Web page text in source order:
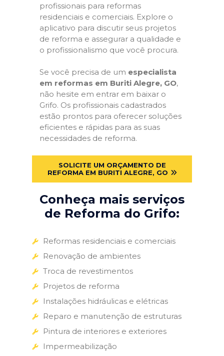
profissionais para reformas
residenciais e comerciais. Explore o
aplicativo para discutir seus projetos
de reforma e assegurar a qualidade e
o profissionalismo que você procura.
Se você precisa de um especialista
em reformas em Buriti Alegre, GO,
não hesite em entrar em baixar o
Grifo. Os profissionais cadastrados
estão prontos para oferecer soluções
eficientes e rápidas para as suas
necessidades de reforma.
SOLICITE UM ORÇAMENTO DE
REFORMA EM BURITI ALEGRE, GO
Conheça mais serviços
de Reforma do Grifo:
Reformas residenciais e comerciais
Renovação de ambientes
Troca de revestimentos
Projetos de reforma
Instalações hidráulicas e elétricas
Reparo e manutenção de estruturas
Pintura de interiores e exteriores
Impermeabilização